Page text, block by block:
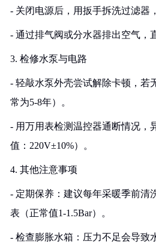
- 关闭电源后，用扳手拆洗过滤器
- 通过排气阀或分水器排出空气，
3. 检修水泵与电路
- 轻敲水泵外壳尝试解除卡顿，若
常为5-8年）。
- 用万用表检测温控器通断情况，
值：220V±10%）。
4. 其他注意事项
- 定期保养：建议每年采暖季前清
表（正常值1-1.5Bar）。
- 检查膨胀水箱：压力不足会导致